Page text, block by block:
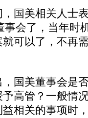
美相关人士
会了，当年时
可以了，不再
美董事会是
高管？一般情
相关的事项时